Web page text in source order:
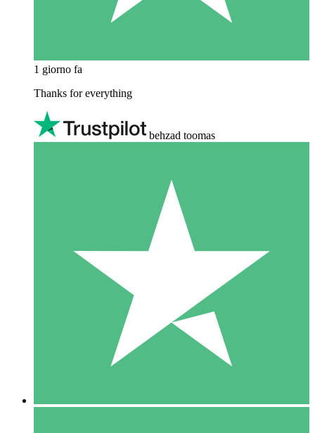
1 giorno fa
Thanks for everything
behzad toomas